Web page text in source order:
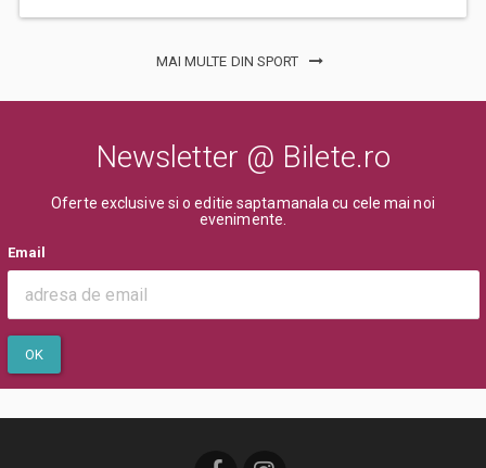
MAI MULTE DIN SPORT
Newsletter @ Bilete.ro
Oferte exclusive si o editie saptamanala cu cele mai noi
evenimente.
Email
OK